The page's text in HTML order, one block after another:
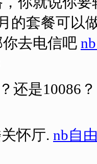
的套餐可以
去电信吧
还是10086？
怀厅. nb自